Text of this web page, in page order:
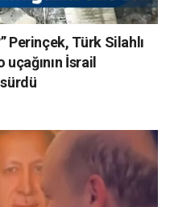
Perinçek, Türk Silahlı
İsrail